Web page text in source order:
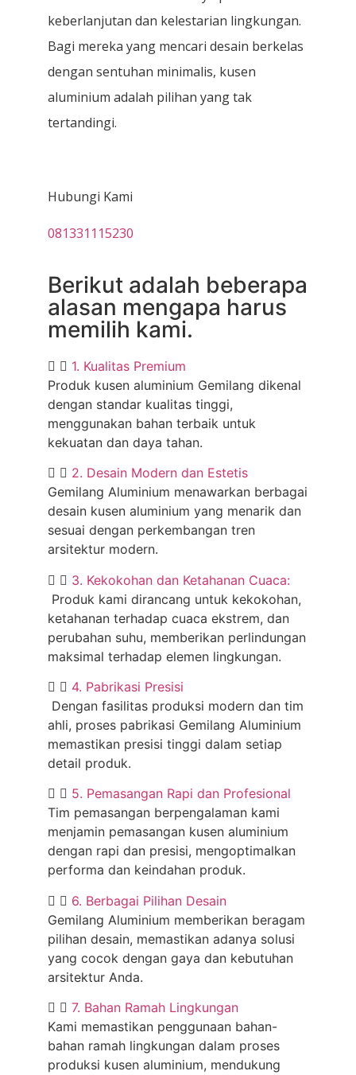
keberlanjutan dan kelestarian lingkungan.
Bagi mereka yang mencari desain berkelas
dengan sentuhan minimalis, kusen
aluminium adalah pilihan yang tak
tertandingi.
Hubungi Kami
081331115230
Berikut adalah beberapa
alasan mengapa harus
memilih kami.
1. Kualitas Premium
Produk kusen aluminium Gemilang dikenal
dengan standar kualitas tinggi,
menggunakan bahan terbaik untuk
kekuatan dan daya tahan.
2. Desain Modern dan Estetis
Gemilang Aluminium menawarkan berbagai
desain kusen aluminium yang menarik dan
sesuai dengan perkembangan tren
arsitektur modern.
3. Kekokohan dan Ketahanan Cuaca:
Produk kami dirancang untuk kekokohan,
ketahanan terhadap cuaca ekstrem, dan
perubahan suhu, memberikan perlindungan
maksimal terhadap elemen lingkungan.
4. Pabrikasi Presisi
Dengan fasilitas produksi modern dan tim
ahli, proses pabrikasi Gemilang Aluminium
memastikan presisi tinggi dalam setiap
detail produk.
5. Pemasangan Rapi dan Profesional
Tim pemasangan berpengalaman kami
menjamin pemasangan kusen aluminium
dengan rapi dan presisi, mengoptimalkan
performa dan keindahan produk.
6. Berbagai Pilihan Desain
Gemilang Aluminium memberikan beragam
pilihan desain, memastikan adanya solusi
yang cocok dengan gaya dan kebutuhan
arsitektur Anda.
7. Bahan Ramah Lingkungan
Kami memastikan penggunaan bahan-
bahan ramah lingkungan dalam proses
produksi kusen aluminium, mendukung